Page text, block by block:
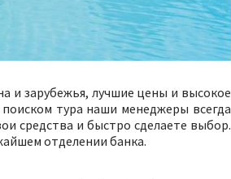
и зарубежья, лучшие цены и высокое
тура наши менеджеры всегда
средства и быстро сделаете выбор.
отделении банка.